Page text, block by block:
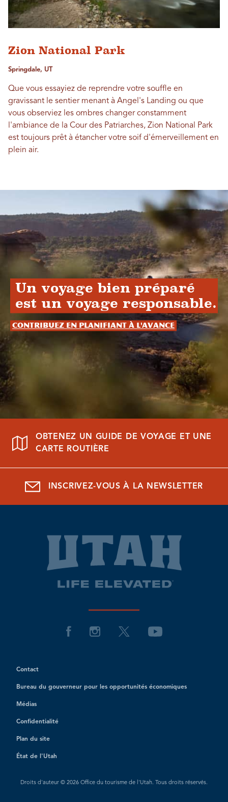
Zion National Park
Springdale, UT
Que vous essayiez de reprendre votre souffle en
gravissant le sentier menant à Angel's Landing ou que
vous observiez les ombres changer constamment
l'ambiance de la Cour des Patriarches, Zion National Park
est toujours prêt à étancher votre soif d'émerveillement en
plein air.
Un voyage bien préparé
est un voyage responsable.
Contribuez en planifiant à l'avance
OBTENEZ UN GUIDE DE VOYAGE ET UNE
CARTE ROUTIÈRE
INSCRIVEZ-VOUS À LA NEWSLETTER
Contact
Bureau du gouverneur pour les opportunités économiques
Médias
Confidentialité
Plan du site
État de l'Utah
Droits d'auteur © 2026 Office du tourisme de l'Utah. Tous droits réservés.